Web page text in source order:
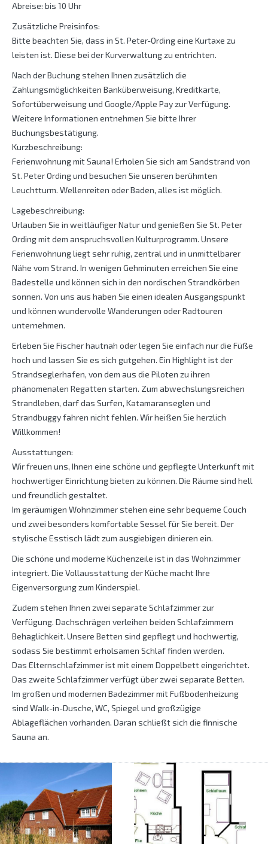
Abreise: bis 10 Uhr
Zusätzliche Preisinfos:
Bitte beachten Sie, dass in St. Peter-Ording eine Kurtaxe zu
leisten ist. Diese bei der Kurverwaltung zu entrichten.
Nach der Buchung stehen Ihnen zusätzlich die
Zahlungsmöglichkeiten Banküberweisung, Kreditkarte,
Sofortüberweisung und Google/Apple Pay zur Verfügung.
Weitere Informationen entnehmen Sie bitte Ihrer
Buchungsbestätigung.
Kurzbeschreibung:
Ferienwohnung mit Sauna! Erholen Sie sich am Sandstrand von
St. Peter Ording und besuchen Sie unseren berühmten
Leuchtturm. Wellenreiten oder Baden, alles ist möglich.
Lagebeschreibung:
Urlauben Sie in weitläufiger Natur und genießen Sie St. Peter
Ording mit dem anspruchsvollen Kulturprogramm. Unsere
Ferienwohnung liegt sehr ruhig, zentral und in unmittelbarer
Nähe vom Strand. In wenigen Gehminuten erreichen Sie eine
Badestelle und können sich in den nordischen Strandkörben
sonnen. Von uns aus haben Sie einen idealen Ausgangspunkt
und können wundervolle Wanderungen oder Radtouren
unternehmen.
Erleben Sie Fischer hautnah oder legen Sie einfach nur die Füße
hoch und lassen Sie es sich gutgehen. Ein Highlight ist der
Strandseglerhafen, von dem aus die Piloten zu ihren
phänomenalen Regatten starten. Zum abwechslungsreichen
Strandleben, darf das Surfen, Katamaranseglen und
Strandbuggy fahren nicht fehlen. Wir heißen Sie herzlich
Willkommen!
Ausstattungen:
Wir freuen uns, Ihnen eine schöne und gepflegte Unterkunft mit
hochwertiger Einrichtung bieten zu können. Die Räume sind hell
und freundlich gestaltet.
Im geräumigen Wohnzimmer stehen eine sehr bequeme Couch
und zwei besonders komfortable Sessel für Sie bereit. Der
stylische Esstisch lädt zum ausgiebigen dinieren ein.
Die schöne und moderne Küchenzeile ist in das Wohnzimmer
integriert. Die Vollausstattung der Küche macht Ihre
Eigenversorgung zum Kinderspiel.
Zudem stehen Ihnen zwei separate Schlafzimmer zur
Verfügung. Dachschrägen verleihen beiden Schlafzimmern
Behaglichkeit. Unsere Betten sind gepflegt und hochwertig,
sodass Sie bestimmt erholsamen Schlaf finden werden.
Das Elternschlafzimmer ist mit einem Doppelbett eingerichtet.
Das zweite Schlafzimmer verfügt über zwei separate Betten.
Im großen und modernen Badezimmer mit Fußbodenheizung
sind Walk-in-Dusche, WC, Spiegel und großzügige
Ablageflächen vorhanden. Daran schließt sich die finnische
Sauna an.